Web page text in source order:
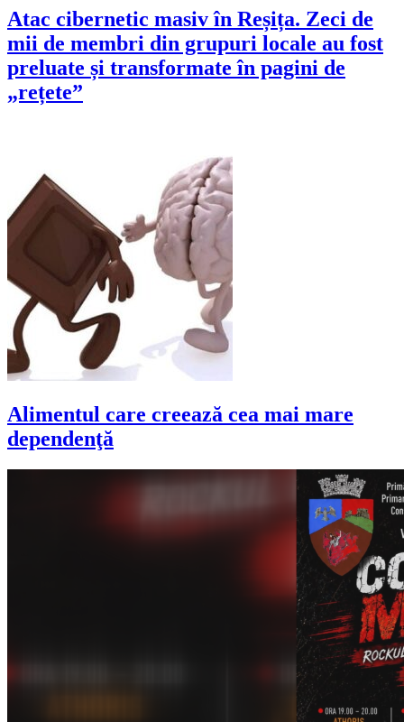
Atac cibernetic masiv în Reșița. Zeci de
mii de membri din grupuri locale au fost
preluate și transformate în pagini de
„rețete”
Alimentul care creează cea mai mare
dependenţă